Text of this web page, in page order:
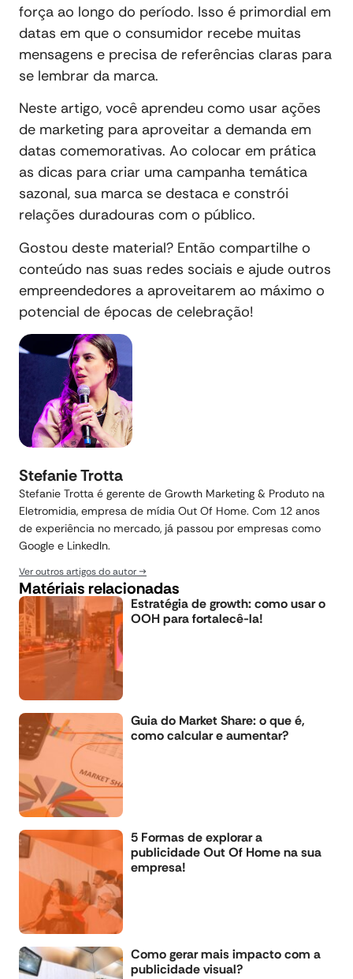
força ao longo do período. Isso é primordial em
datas em que o consumidor recebe muitas
mensagens e precisa de referências claras para
se lembrar da marca.
Neste artigo, você aprendeu como usar ações
de marketing para aproveitar a demanda em
datas comemorativas. Ao colocar em prática
as dicas para criar uma campanha temática
sazonal, sua marca se destaca e constrói
relações duradouras com o público.
Gostou deste material? Então compartilhe o
conteúdo nas suas redes sociais e ajude outros
empreendedores a aproveitarem ao máximo o
potencial de épocas de celebração!
Stefanie Trotta
Stefanie Trotta é gerente de Growth Marketing & Produto na
Eletromidia, empresa de mídia Out Of Home. Com 12 anos
de experiência no mercado, já passou por empresas como
Google e LinkedIn.
Ver outros artigos do autor
Matériais relacionadas
Estratégia de growth: como usar o
OOH para fortalecê-la!
Guia do Market Share: o que é,
como calcular e aumentar?
5 Formas de explorar a
publicidade Out Of Home na sua
empresa!
Como gerar mais impacto com a
publicidade visual?